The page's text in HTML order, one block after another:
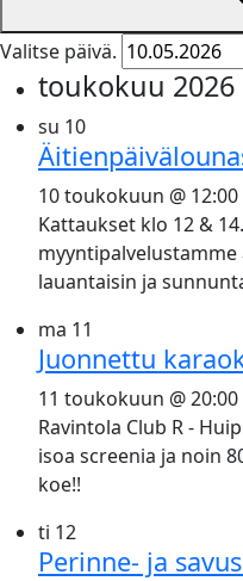
Valitse päivä.
toukokuu 2026
su 10
10 toukokuun @ 12:00
Kattaukset klo 12 &
lauantaisin ja
ma 11
Juonnettu
11 toukokuun @ 20:00
Ravintola Club R -
isoa screenia ja noin
koe!!
ti 12
Perinne- ja